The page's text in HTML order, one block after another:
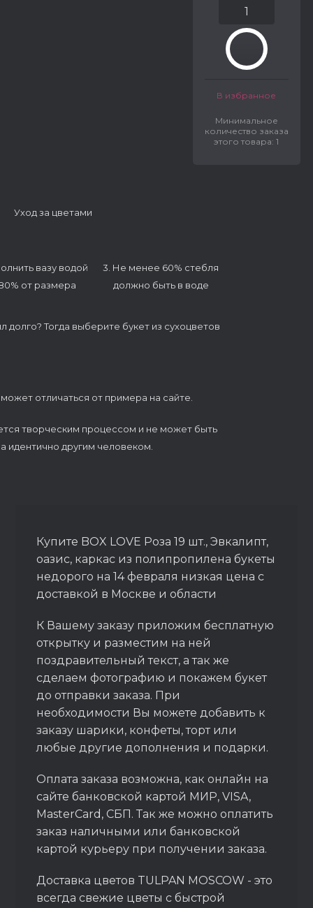
В избранное
Минимальное
количество заказа
этого товара: 1
Уход за цветами
вазу водой
от размера
3. Не менее 60% стебля
должно быть в воде
долго? Тогда выберите букет из сухоцветов
отличаться от примера на сайте.
творческим процессом и не может быть
идентично другим человеком.
Купите BOX LOVE Роза 19 шт., Эвкалипт,
оазис, каркас из полипропилена букеты
недорого на 14 февраля низкая цена с
доставкой в Москве и области
К Вашему заказу приложим бесплатную
открытку и разместим на ней
поздравительный текст, а так же
сделаем фотографию и покажем букет
до отправки заказа. При
необходимости Вы можете добавить к
заказу шарики, конфеты, торт или
любые другие дополнения и подарки.
Оплата заказа возможна, как онлайн на
сайте банковской картой МИР, VISA,
MasterCard, СБП. Так же можно оплатить
заказ наличными или банковской
картой курьеру при получении заказа.
Доставка цветов TULPAN MOSCOW - это
всегда свежие цветы с быстрой